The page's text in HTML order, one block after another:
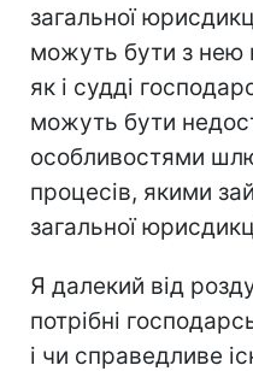
загальної
можуть бути з нею
як і судді
можуть бути
особливостями
процесів, якими
загальної
Я далекий від
потрібні
і чи справедливе